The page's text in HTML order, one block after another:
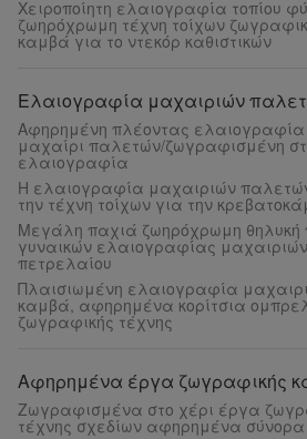
Χειροποίητη ελαιογραφία τοπίου
ζωηρόχρωμη τέχνη τοίχων
καμβά για το ντεκόρ καθιστικών
Ελαιογραφία μαχαιριών
Αφηρημένη πλέοντας
μαχαίρι παλετών/ζωγραφισμένη
ελαιογραφία
Η ελαιογραφία μαχαιριών
την τέχνη τοίχων για την
Μεγάλη παχιά ζωηρόχρωμη θηλυκή
γυναικών ελαιογραφίας
πετρελαίου
Πλαισιωμένη ελαιογραφία
καμβά, αφηρημένα κορίτσια
ζωγραφικής τέχνης
Αφηρημένα έργα ζωγραφικής
Ζωγραφισμένα στο χέρι έργα
τέχνης σχεδίων αφηρημένα σύνορα